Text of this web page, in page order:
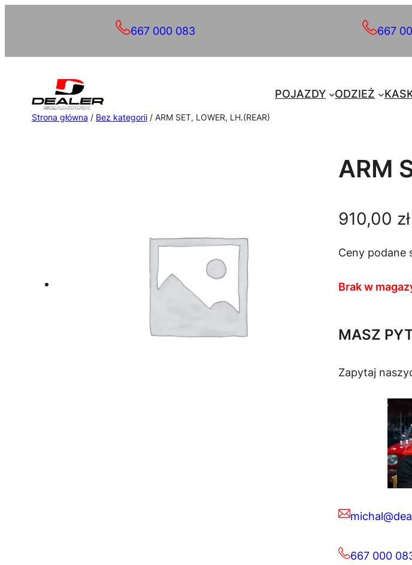
667 000 083 667
POJAZDY ODZIEŻ
Strona główna / Bez kategorii/ ARM SET, LOWER, LH.(REAR)
ARM
910,00 zł
Ceny podane
Brak w
MASZ
Zapytaj
667 000